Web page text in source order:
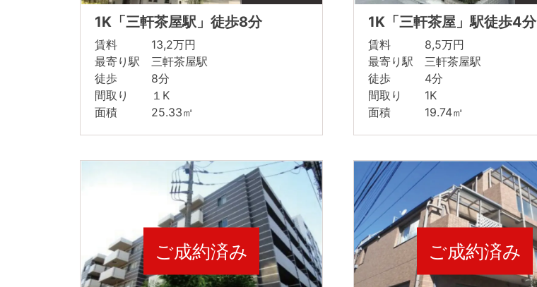
1K「三軒茶屋駅」徒歩8分
賃料 13,2万円
最寄り駅 三軒茶屋駅
徒歩 8分
間取り １K
面積 25.33㎡
1K「三軒茶屋」駅徒歩4分
賃料 8,5万円
最寄り駅 三軒茶屋駅
徒歩 4分
間取り 1K
面積 19.74㎡
ご成約済み ご成約済み